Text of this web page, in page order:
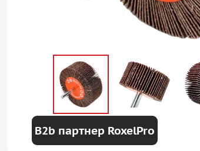
B2b партнер RoxelPro